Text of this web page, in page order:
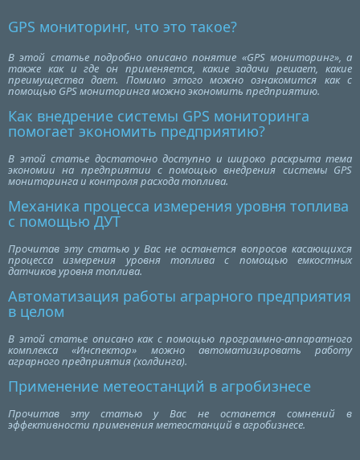
GPS мониторинг, что это такое?
В этой статье подробно описано понятие «GPS мониторинг», а
также как и где он применяется, какие задачи решает, какие
преимущества дает. Помимо этого можно ознакомится как с
помощью GPS мониторинга можно экономить предприятию.
Как внедрение системы GPS мониторинга
помогает экономить предприятию?
В этой статье достаточно доступно и широко раскрыта тема
экономии на предприятии с помощью внедрения системы GPS
мониторинга и контроля расхода топлива.
Механика процесса измерения уровня топлива
с помощью ДУТ
Прочитав эту статью у Вас не останется вопросов касающихся
процесса измерения уровня топлива с помощью емкостных
датчиков уровня топлива.
Автоматизация работы аграрного предприятия
в целом
В этой статье описано как с помощью программно-аппаратного
комплекса «Инспектор» можно автоматизировать работу
аграрного предприятия (холдинга).
Применение метеостанций в агробизнесе
Прочитав эту статью у Вас не останется сомнений в
эффективности применения метеостанций в агробизнесе.